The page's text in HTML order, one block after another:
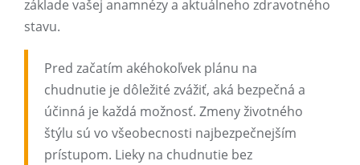
základe vašej anamnézy a aktuálneho zdravotného
stavu.
Pred začatím akéhokoľvek plánu na
chudnutie je dôležité zvážiť, aká bezpečná a
účinná je každá možnosť. Zmeny životného
štýlu sú vo všeobecnosti najbezpečnejším
prístupom. Lieky na chudnutie bez